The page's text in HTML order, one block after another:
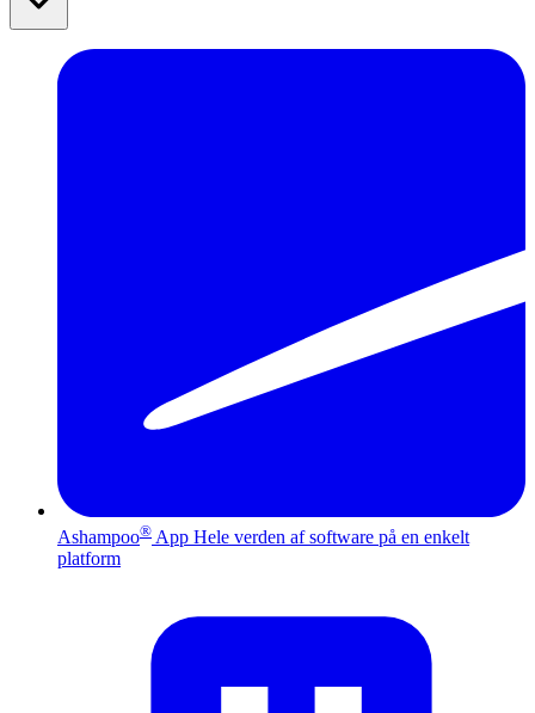
Ashampoo® App Hele verden af software på en enkelt
platform